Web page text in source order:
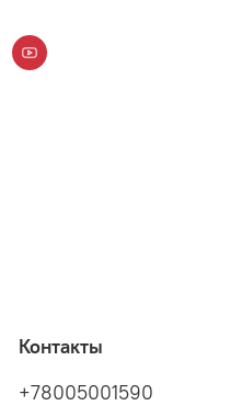
Контакты
+78005001590